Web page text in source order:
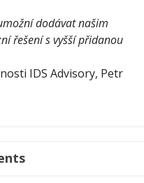
dodávat našim
řešení s vyšší přidanou
IDS Advisory, Petr